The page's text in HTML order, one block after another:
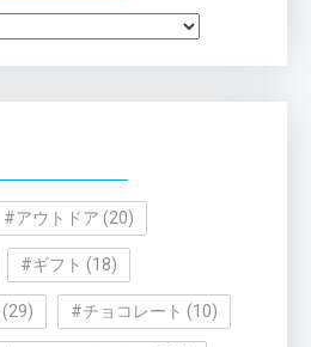
#アウトドア (20)
#ギフト (18)
(29) #チョコレート (10)